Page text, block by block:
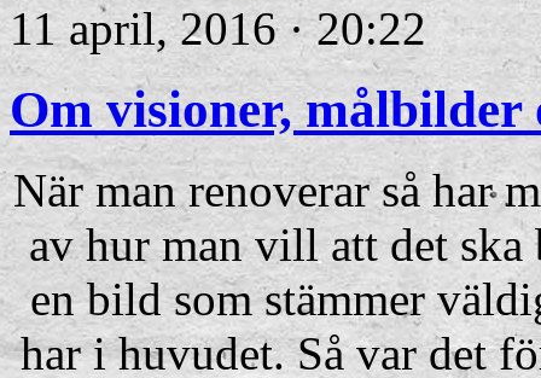
11 april, 2016 · 20:22
Om visioner, målbilder
När man renoverar så har
av hur man vill att det
en bild som stämmer
har i huvudet. Så var det